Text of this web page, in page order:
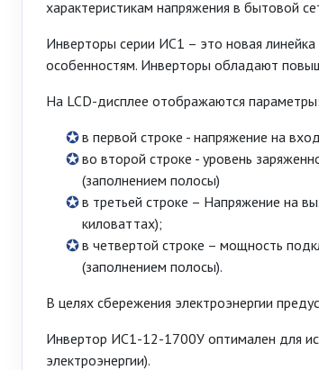
характеристикам напряжения в бытовой
Инверторы серии ИС1 – это новая
особенностям. Инверторы обладают
На LCD-дисплее отображаются параметры:
в первой строке - напряжение на
во второй строке - уровень
(заполнением полосы)
в третьей строке – Напряжение на
киловаттах);
в четвертой строке – мощность
(заполнением полосы).
В целях сбережения электроэнергии
Инвертор ИС1-12-1700У оптимален для
электроэнергии).